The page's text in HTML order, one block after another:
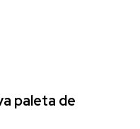
paleta de